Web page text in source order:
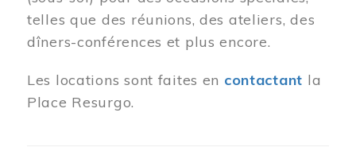
telles que des réunions, des ateliers, des
dîners-conférences et plus encore.
Les locations sont faites en contactant la
Place Resurgo.